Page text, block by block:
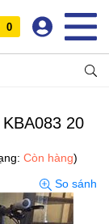
0
20
Còn hàng)
So sánh